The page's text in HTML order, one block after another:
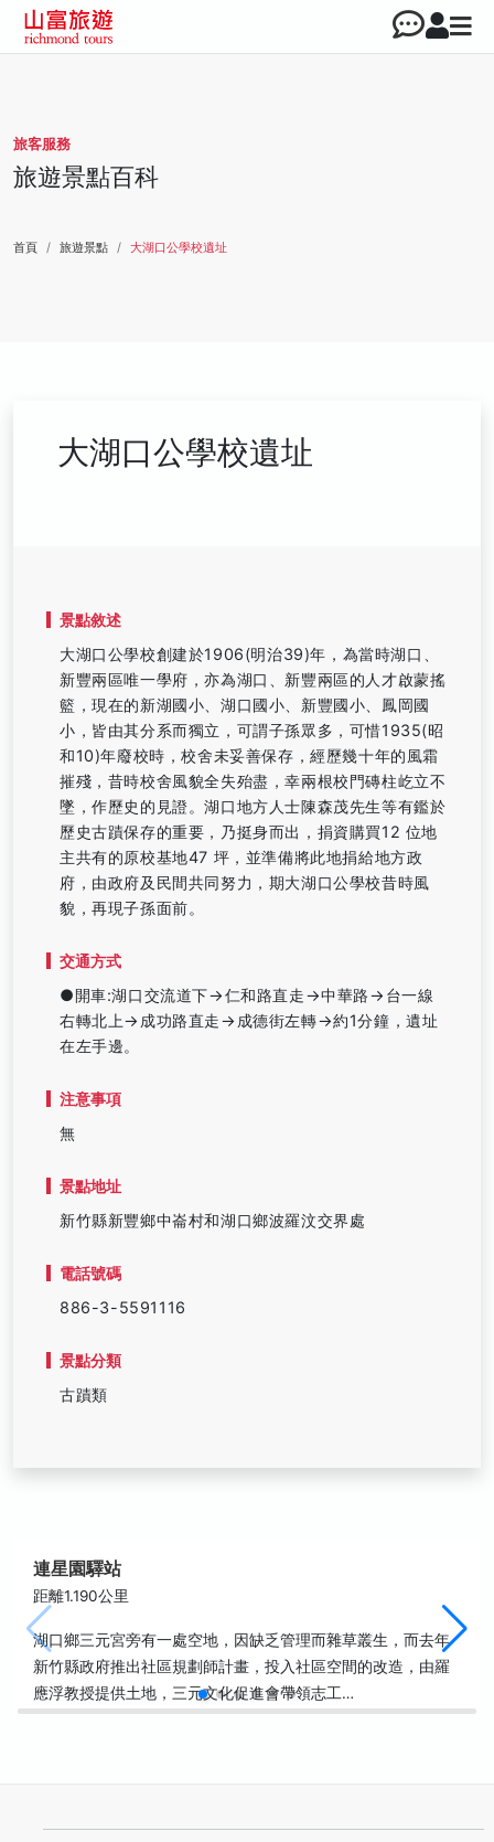
旅客服務
旅遊景點百科
首頁 旅遊景點 大湖口公學校遺址
大湖口公學校遺址
景點敘述
大湖口公學校創建於1906(明治39)年，為當時湖口、
新豐兩區唯一學府，亦為湖口、新豐兩區的人才啟蒙搖
籃，現在的新湖國小、湖口國小、新豐國小、鳳岡國
小，皆由其分系而獨立，可謂子孫眾多，可惜1935(昭
和10)年廢校時，校舍未妥善保存，經歷幾十年的風霜
摧殘，昔時校舍風貌全失殆盡，幸兩根校門磚柱屹立不
墜，作歷史的見證。湖口地方人士陳森茂先生等有鑑於
歷史古蹟保存的重要，乃挺身而出，捐資購買12 位地
主共有的原校基地47 坪，並準備將此地捐給地方政
府，由政府及民間共同努力，期大湖口公學校昔時風
貌，再現子孫面前。
交通方式
●開車:湖口交流道下→仁和路直走→中華路→台一線
右轉北上→成功路直走→成德街左轉→約1分鐘，遺址
在左手邊。
注意事項
無
景點地址
新竹縣新豐鄉中崙村和湖口鄉波羅汶交界處
電話號碼
886-3-5591116
景點分類
古蹟類
連星園驛站
距離1.190公里
湖口鄉三元宮旁有一處空地，因缺乏管理而雜草叢生，而去年
新竹縣政府推出社區規劃師計畫，投入社區空間的改造，由羅
應浮教授提供土地，三元文化促進會帶領志工…